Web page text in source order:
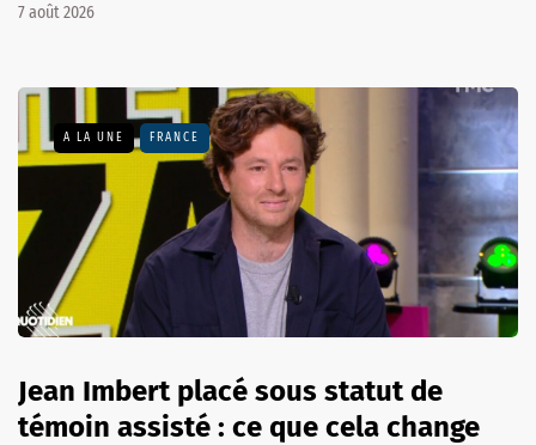
7 août 2026
A LA UNE FRANCE
Jean Imbert placé sous statut de
témoin assisté : ce que cela change